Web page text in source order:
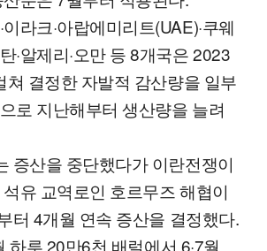
이라크·아랍에미리트(UAE)·쿠웨
·알제리·오만 등 8개국은 2023
쳐 결정한 자발적 감산량을 일부
로 지난해부터 생산량을 늘려
증산을 중단했다가 이란전쟁이
유 교역로인 호르무즈 해협이
터 4개월 연속 증산을 결정했다.
하루 20만6천 배럴에서 6·7월